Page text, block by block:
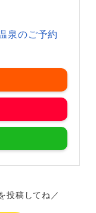
泉のご予約
投稿してね／